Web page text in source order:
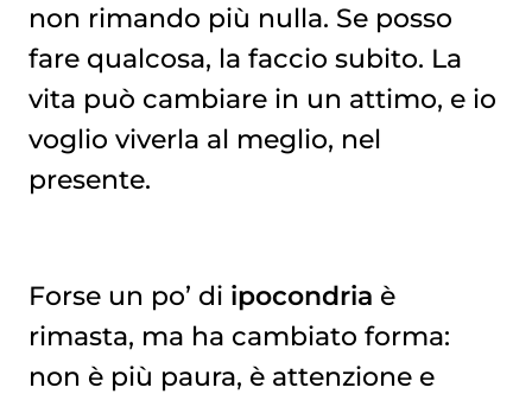
non rimando più nulla. Se posso
fare qualcosa, la faccio subito. La
vita può cambiare in un attimo, e io
voglio viverla al meglio, nel
presente.
Forse un po’ di ipocondria è
rimasta, ma ha cambiato forma:
non è più paura, è attenzione e